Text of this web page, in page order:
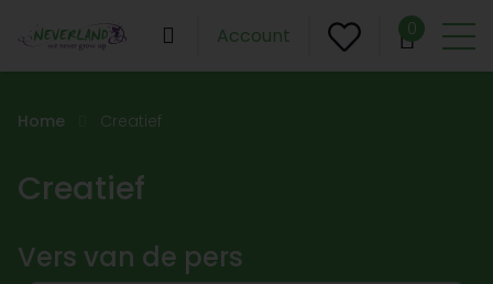
Account 0
Home Creatief
Creatief
Vers van de pers